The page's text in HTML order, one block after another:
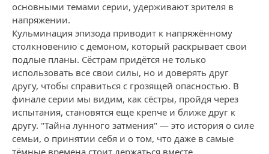
основными темами серии, удерживают зрителя в
напряжении.
Кульминация эпизода приводит к напряжённому
столкновению с демоном, который раскрывает свои
подлые планы. Сёстрам придётся не только
использовать все свои силы, но и доверять друг
другу, чтобы справиться с грозящей опасностью. В
финале серии мы видим, как сёстры, пройдя через
испытания, становятся еще крепче и ближе друг к
другу. "Тайна лунного затмения" — это история о силе
семьи, о принятии себя и о том, что даже в самые
тёмные времена стоит держаться вместе.